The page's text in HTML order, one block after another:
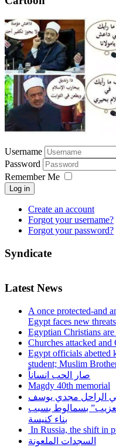
Username
Password
Remember Me
Log in
Create an account
Forgot your username?
Forgot your password?
Syndicate
Latest News
A once protected-and
Egypt faces new threats
Egyptian Christians
Churches attacked and
Egypt officials abetted
student; Muslim
صار الحب انساناً
Magdy 40th memorial
الراحل مجدي يوسف
بسمالوط بسبب
بناء كنيسة
In Russia, the shift in
السجدات الملعونة